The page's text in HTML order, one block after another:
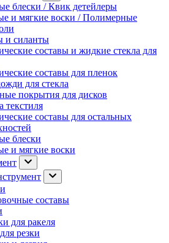
блески / Квик детейлеры
и мягкие воски / Полимерные
и силанты
составы и жидкие стекла для
составы для пленок
для стекла
покрытия для дисков
текстиля
составы для остальных
блески
и мягкие воски
составы
для ракеля
резки